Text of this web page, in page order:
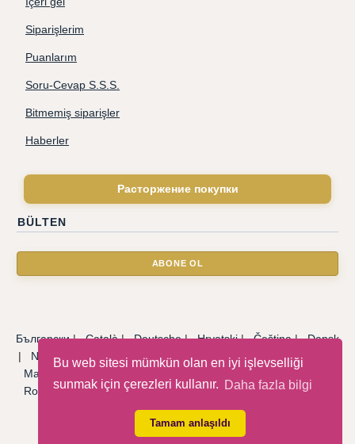
Bu web sitesi mümkün olan en iyi işlevselliği
sunmak için çerezleri kullanır. Daha fazla bilgi
Tamam anlaşıldı
Siparişlerim
Puanlarım
Soru-Cevap S.S.S.
Bitmemiş siparişler
Haberler
Расторжение покупки
BÜLTEN
Български|Català|Deutsche|Hrvatski|Čeština|Dansk
| Nederlandse |English| Eesti keel Français |Ελληνικά
Magyar
Polski Português
Română|Русский |Српски|Slovenský| Slovenščina
Español|Svenska|Türkçe